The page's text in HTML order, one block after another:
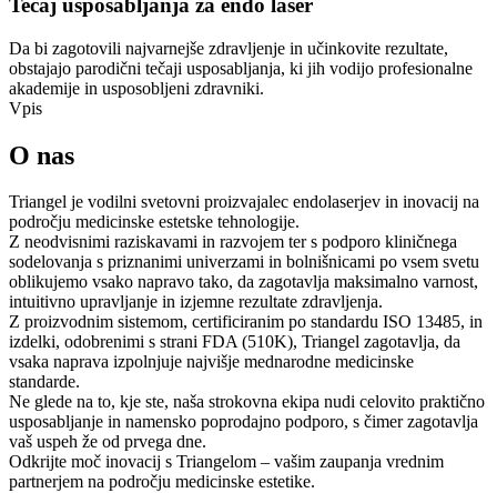
Tečaj usposabljanja za endo laser
Da bi zagotovili najvarnejše zdravljenje in učinkovite rezultate,
obstajajo parodični tečaji usposabljanja, ki jih vodijo profesionalne
akademije in usposobljeni zdravniki.
Vpis
O nas
Triangel je vodilni svetovni proizvajalec endolaserjev in inovacij na
področju medicinske estetske tehnologije.
Z neodvisnimi raziskavami in razvojem ter s podporo kliničnega
sodelovanja s priznanimi univerzami in bolnišnicami po vsem svetu
oblikujemo vsako napravo tako, da zagotavlja maksimalno varnost,
intuitivno upravljanje in izjemne rezultate zdravljenja.
Z proizvodnim sistemom, certificiranim po standardu ISO 13485, in
izdelki, odobrenimi s strani FDA (510K), Triangel zagotavlja, da
vsaka naprava izpolnjuje najvišje mednarodne medicinske
standarde.
Ne glede na to, kje ste, naša strokovna ekipa nudi celovito praktično
usposabljanje in namensko poprodajno podporo, s čimer zagotavlja
vaš uspeh že od prvega dne.
Odkrijte moč inovacij s Triangelom – vašim zaupanja vrednim
partnerjem na področju medicinske estetike.